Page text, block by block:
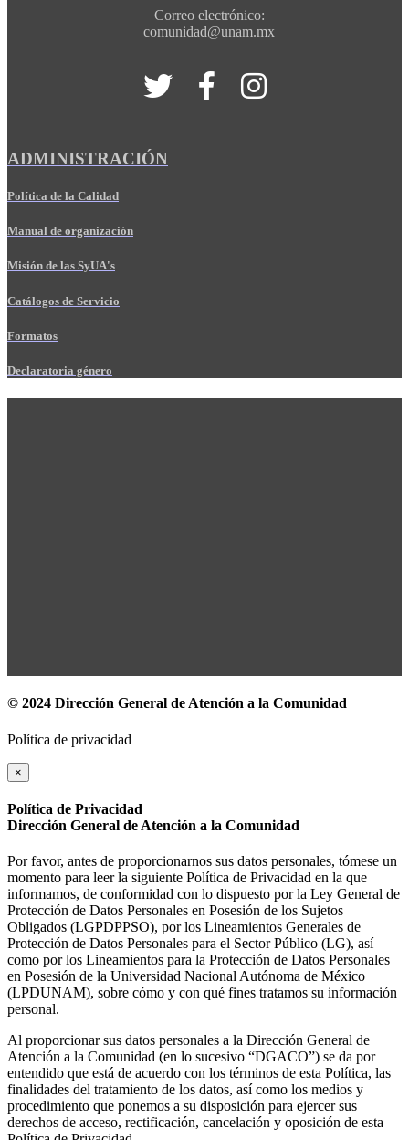
Correo electrónico:
comunidad@unam.mx
ADMINISTRACIÓN
Política de la Calidad
Manual de organización
Misión de las SyUA's
Catálogos de Servicio
Formatos
Declaratoria género
© 2024 Dirección General de Atención a la Comunidad
Política de privacidad
×
Política de Privacidad
Dirección General de Atención a la Comunidad
Por favor, antes de proporcionarnos sus datos personales, tómese un
momento para leer la siguiente Política de Privacidad en la que
informamos, de conformidad con lo dispuesto por la Ley General de
Protección de Datos Personales en Posesión de los Sujetos
Obligados (LGPDPPSO), por los Lineamientos Generales de
Protección de Datos Personales para el Sector Público (LG), así
como por los Lineamientos para la Protección de Datos Personales
en Posesión de la Universidad Nacional Autónoma de México
(LPDUNAM), sobre cómo y con qué fines tratamos su información
personal.
Al proporcionar sus datos personales a la Dirección General de
Atención a la Comunidad (en lo sucesivo “DGACO”) se da por
entendido que está de acuerdo con los términos de esta Política, las
finalidades del tratamiento de los datos, así como los medios y
procedimiento que ponemos a su disposición para ejercer sus
derechos de acceso, rectificación, cancelación y oposición de esta